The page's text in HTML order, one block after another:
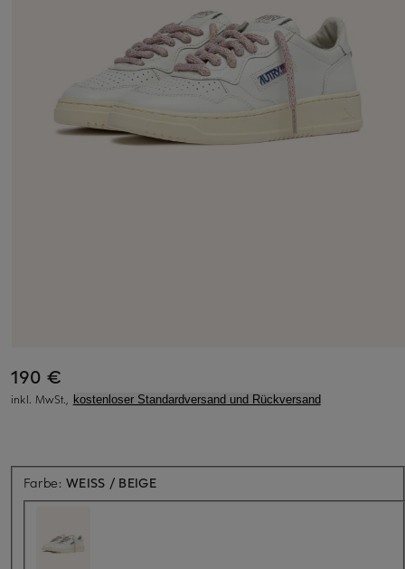
190 €
inkl. MwSt., kostenloser Standardversand und Rückversand
Farbe:WEISS / BEIGE